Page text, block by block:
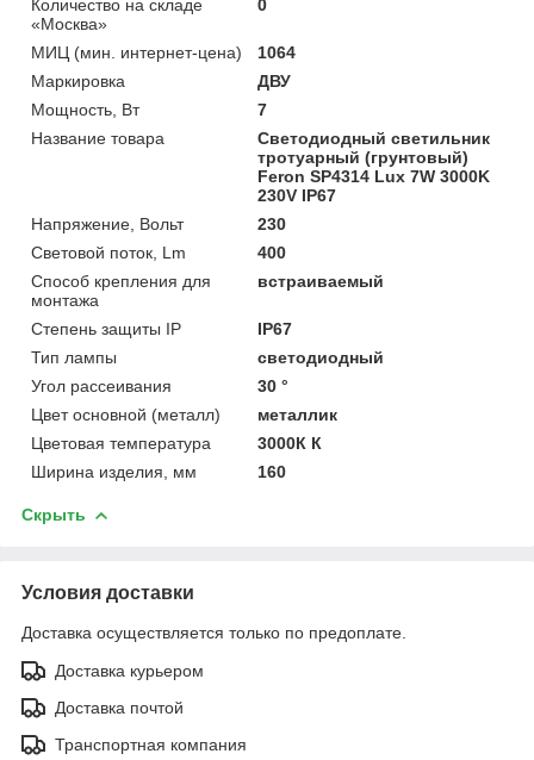
Количество на складе
«Москва»
0
МИЦ (мин. интернет-цена)
1064
Маркировка
ДВУ
Мощность, Вт
7
Название товара
Светодиодный светильник
тротуарный (грунтовый)
Feron SP4314 Lux 7W 3000K
230V IP67
Напряжение, Вольт
230
Световой поток, Lm
400
Способ крепления для
монтажа
встраиваемый
Степень защиты IP
IP67
Тип лампы
светодиодный
Угол рассеивания
30 °
Цвет основной (металл)
металлик
Цветовая температура
3000К К
Ширина изделия, мм
160
Скрыть
Условия доставки
Доставка осуществляется только по предоплате.
Доставка курьером
Доставка почтой
Транспортная компания